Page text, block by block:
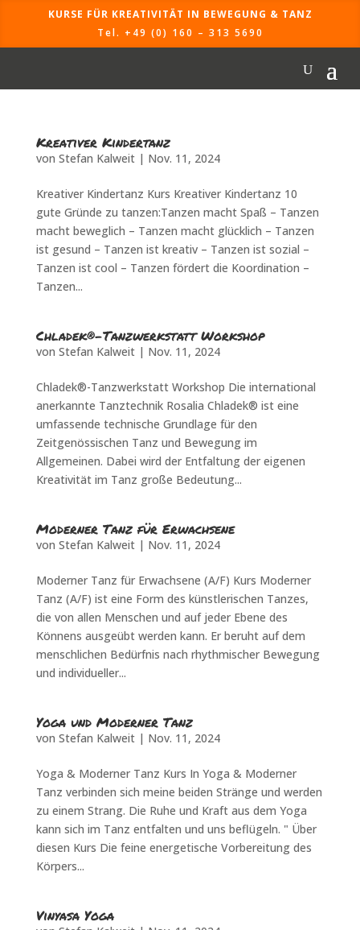
KURSE FÜR KREATIVITÄT IN BEWEGUNG & TANZ
Tel. +49 (0) 160 – 313 5690
Kreativer Kindertanz
von Stefan Kalweit| Nov. 11, 2024
Kreativer Kindertanz Kurs Kreativer Kindertanz 10
gute Gründe zu tanzen:Tanzen macht Spaß – Tanzen
macht beweglich – Tanzen macht glücklich – Tanzen
ist gesund – Tanzen ist kreativ – Tanzen ist sozial –
Tanzen ist cool – Tanzen fördert die Koordination –
Tanzen...
Chladek®-Tanzwerkstatt Workshop
von Stefan Kalweit| Nov. 11, 2024
Chladek®-Tanzwerkstatt Workshop Die international
anerkannte Tanztechnik Rosalia Chladek® ist eine
umfassende technische Grundlage für den
Zeitgenössischen Tanz und Bewegung im
Allgemeinen. Dabei wird der Entfaltung der eigenen
Kreativität im Tanz große Bedeutung...
Moderner Tanz für Erwachsene
von Stefan Kalweit| Nov. 11, 2024
Moderner Tanz für Erwachsene (A/F) Kurs Moderner
Tanz (A/F) ist eine Form des künstlerischen Tanzes,
die von allen Menschen und auf jeder Ebene des
Könnens ausgeübt werden kann. Er beruht auf dem
menschlichen Bedürfnis nach rhythmischer Bewegung
und individueller...
Yoga und Moderner Tanz
von Stefan Kalweit| Nov. 11, 2024
Yoga & Moderner Tanz Kurs In Yoga & Moderner
Tanz verbinden sich meine beiden Stränge und werden
zu einem Strang. Die Ruhe und Kraft aus dem Yoga
kann sich im Tanz entfalten und uns beflügeln. " Über
diesen Kurs Die feine energetische Vorbereitung des
Körpers...
Vinyasa Yoga